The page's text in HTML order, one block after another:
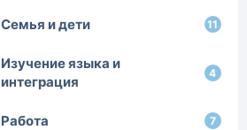
Семья и дети 11
Изучение языка и
интеграция
4
Работа 7